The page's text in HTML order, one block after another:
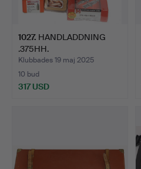
1027. HANDLADDNING
.375HH.
Klubbades 19 maj 2025
10 bud
317 USD